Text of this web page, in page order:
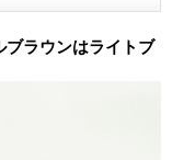
ブラウンはライトブ